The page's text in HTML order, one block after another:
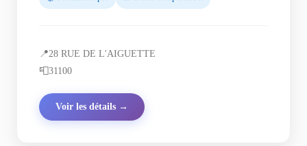
📍28 RUE DE L'AIGUETTE
📮31100
Voir les détails →